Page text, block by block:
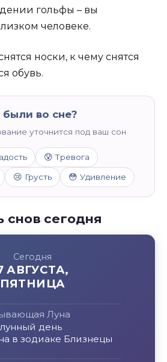
гольфы – вы
человеке.
носки, к чему снятся
обувь.
во сне?
уточнится под ваш сон
😰 Тревога
😢 Грусть 😳 Удивление
снов сегодня
Сегодня
АВГУСТА,
ПЯТНИЦА
Луна
день
в зодиаке Близнецы